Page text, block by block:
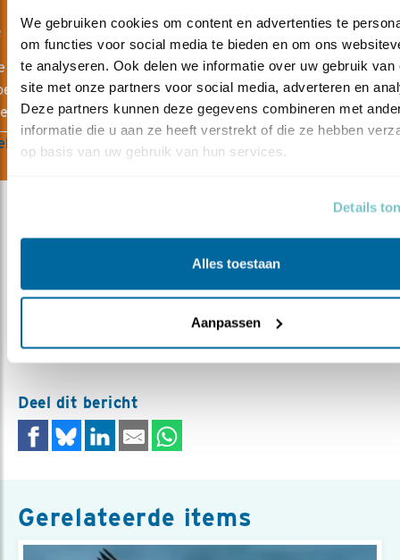
We gebruiken cookies om content en advertenties te
om functies voor social media te bieden en om ons
te analyseren. Ook delen we informatie over uw gebruik van
site met onze partners voor social media, adverteren en
Deze partners kunnen deze gegevens combineren met
informatie die u aan ze heeft verstrekt of die ze hebben
op basis van uw gebruik van hun services.
Details
Alles toestaan
Aanpassen
OP DE HOOGTE MET VOGELNIEUWS
aan voor Vogelnieuws, de gratis nieuwsbrief van
Zo blijf je op de hoogte van nieuws over
en acties van Vogelbescherming.
Vogelnieuws
visserij zeekoet drieteenmeeuw
resultaat
papegaaiduiker
natura2000
alk noordzee
Deel dit bericht
Gerelateerde items